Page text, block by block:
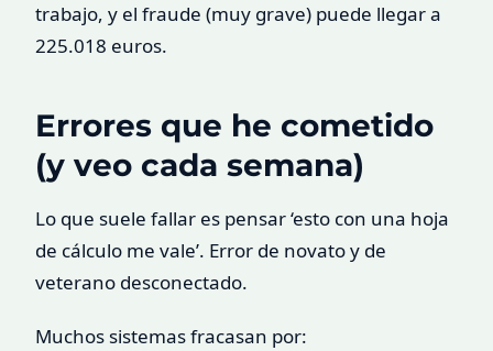
trabajo, y el fraude (muy grave) puede llegar a
225.018 euros.
Errores que he cometido
(y veo cada semana)
Lo que suele fallar es pensar ‘esto con una hoja
de cálculo me vale’. Error de novato y de
veterano desconectado.
Muchos sistemas fracasan por: